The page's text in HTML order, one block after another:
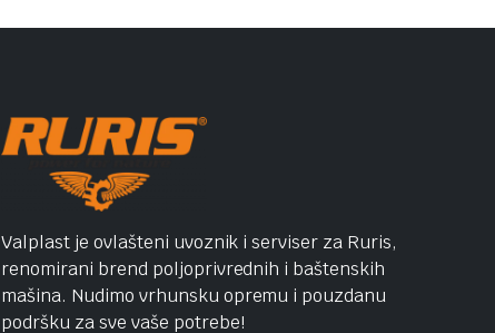
Valplast je ovlašteni uvoznik i serviser za Ruris,
renomirani brend poljoprivrednih i baštenskih
mašina. Nudimo vrhunsku opremu i pouzdanu
podršku za sve vaše potrebe!